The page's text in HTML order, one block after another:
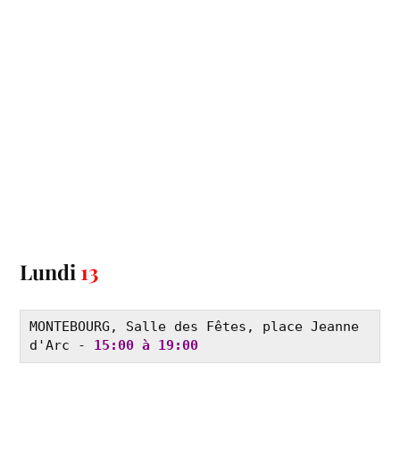
Lundi 13
MONTEBOURG, Salle des Fêtes, place Jeanne
d'Arc - 15:00 à 19:00